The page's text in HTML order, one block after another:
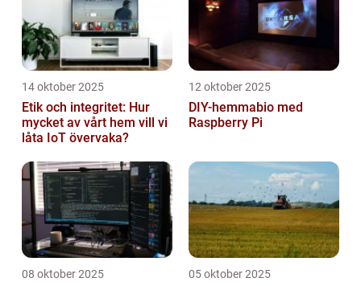
14 oktober 2025
Etik och integritet: Hur
mycket av vårt hem vill vi
låta IoT övervaka?
12 oktober 2025
DIY-hemmabio med
Raspberry Pi
08 oktober 2025 05 oktober 2025